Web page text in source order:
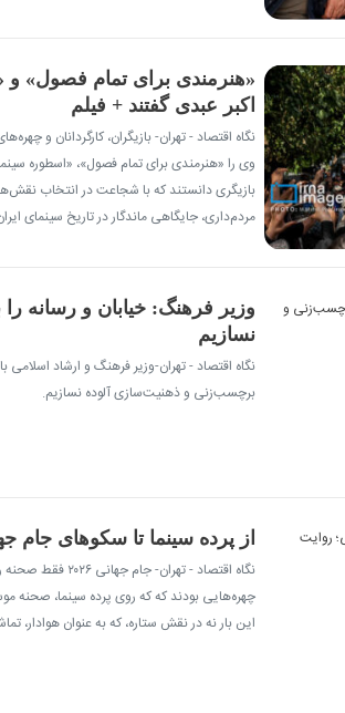
«هنرمندی برای تمام فصول» و
اکبر عبدی گفتند + فیلم
نگاه اقتصاد - تهران- بازیگران، کارگردانان و
وی را «هنرمندی برای تمام فصول»، «اسطوره
بازیگری دانستند که با شجاعت در انتخاب
مردم‌داری، جایگاهی ماندگار در تاریخ سینمای
وزیر فرهنگ: خیابان و رسانه
نسازیم
نگاه اقتصاد - تهران-وزیر فرهنگ و ارشاد
برچسب‌زنی و ذهنیت‌سازی آلوده نسازیم.
از پرده سینما تا سکوهای جام
نگاه اقتصاد -
چهره‌هایی بودند که که روی پرده سینما، صحنه
این بار نه در نقش ستاره، که به عنوان هوادار،